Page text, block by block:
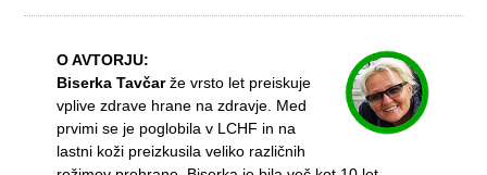
O AVTORJU:
Biserka Tavčarže vrsto let preiskuje
vplive zdrave hrane na zdravje. Med
prvimi se je poglobila v LCHF in na
lastni koži preizkusila veliko različnih